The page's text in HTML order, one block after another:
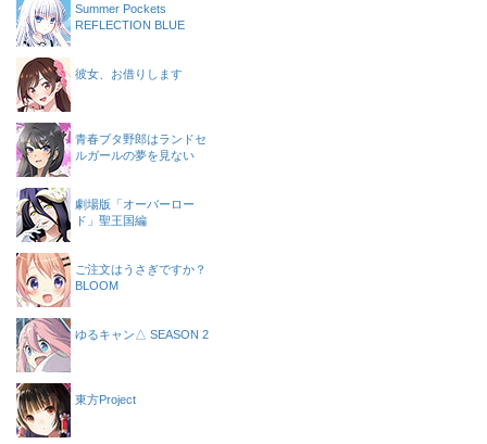
Summer Pockets
REFLECTION BLUE
彼女、お借りします
青春ブタ野郎はランドセ
ルガールの夢を見ない
劇場版「オーバーロー
ド」聖王国編
ご注文はうさぎですか？
BLOOM
ゆるキャン△ SEASON 2
東方Project